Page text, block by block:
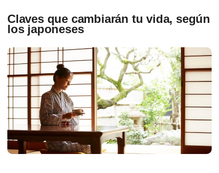
Claves que cambiarán tu vida, según
los japoneses